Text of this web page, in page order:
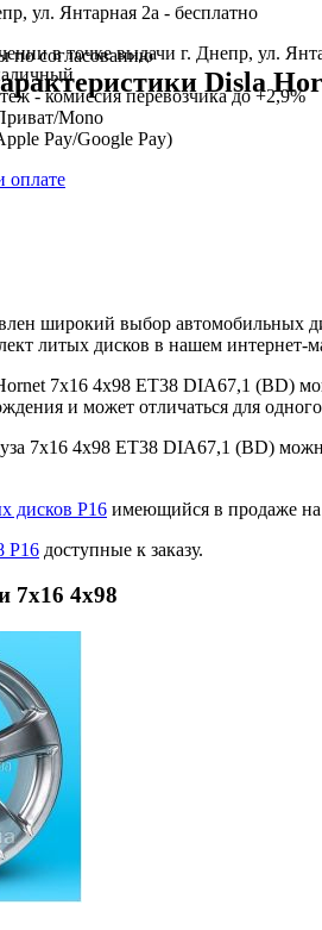
ул. Янтарная 2а - бесплатно
по согласованию
в точке выдачи г. Днепр, ул.
- комиссия перевозчика до +2,9%
Mono
Pay/Google Pay)
оплате
Disla
широкий выбор автомобильных
литых дисков в нашем интернет-
7x16 4x98 ET38 DIA67,1 (BD)
и может отличаться для
7x16 4x98 ET38 DIA67,1 (BD)
дисков Р16 имеющийся в продаже на
Р16 доступные к заказу.
7x16 4x98